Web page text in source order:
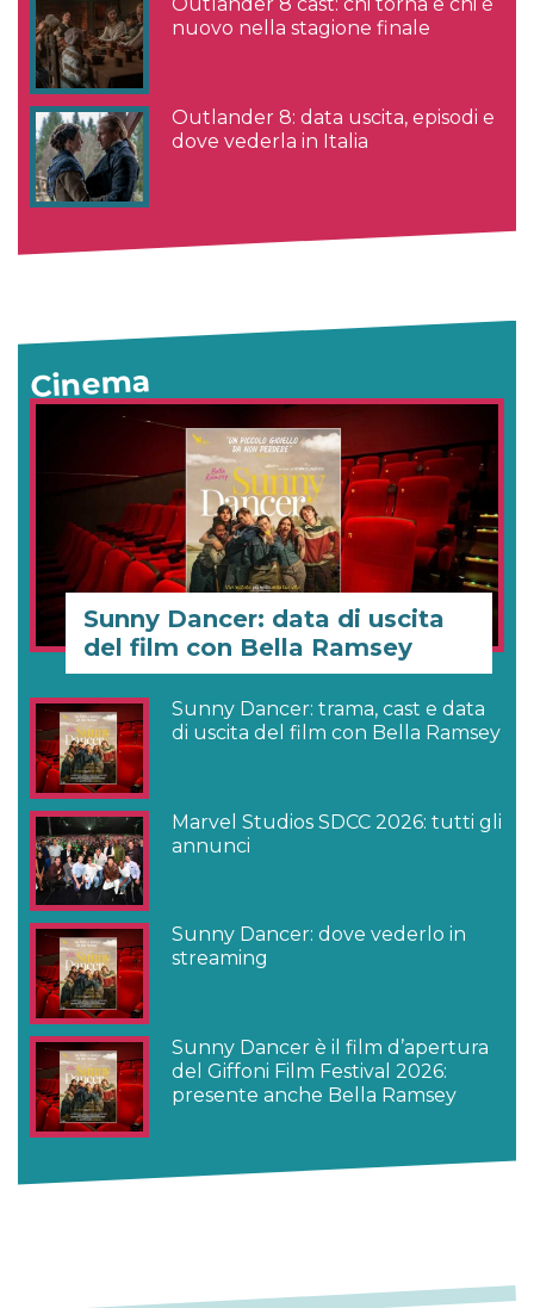
Outlander 8 cast: chi torna e chi è
nuovo nella stagione finale
Outlander 8: data uscita, episodi e
dove vederla in Italia
Cinema
Sunny Dancer: data di uscita
del film con Bella Ramsey
Sunny Dancer: trama, cast e data
di uscita del film con Bella Ramsey
Marvel Studios SDCC 2026: tutti gli
annunci
Sunny Dancer: dove vederlo in
streaming
Sunny Dancer è il film d’apertura
del Giffoni Film Festival 2026:
presente anche Bella Ramsey